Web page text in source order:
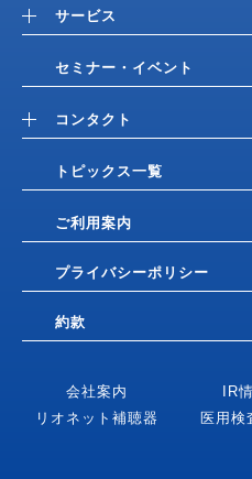
サービス
セミナー・イベント
コンタクト
トピックス一覧
ご利用案内
プライバシーポリシー
約款
会社案内 IR
リオネット補聴器
医用検